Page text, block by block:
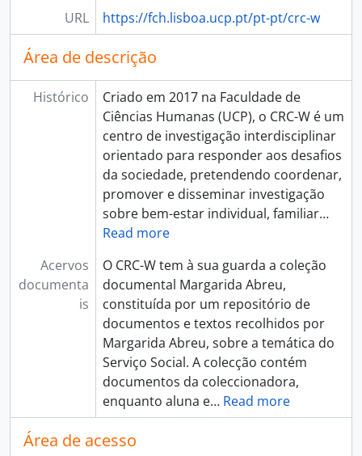
URL
https://fch.lisboa.ucp.pt/pt-pt/crc-w
Área de descrição
Histórico
Criado em 2017 na Faculdade de
Ciências Humanas (UCP), o CRC-W é um
centro de investigação interdisciplinar
orientado para responder aos desafios
da sociedade, pretendendo coordenar,
promover e disseminar investigação
sobre bem-estar individual, familiar…
Read more
Acervos
documenta
is
O CRC-W tem à sua guarda a coleção
documental Margarida Abreu,
constituída por um repositório de
documentos e textos recolhidos por
Margarida Abreu, sobre a temática do
Serviço Social. A colecção contém
documentos da coleccionadora,
enquanto aluna e… Read more
Área de acesso